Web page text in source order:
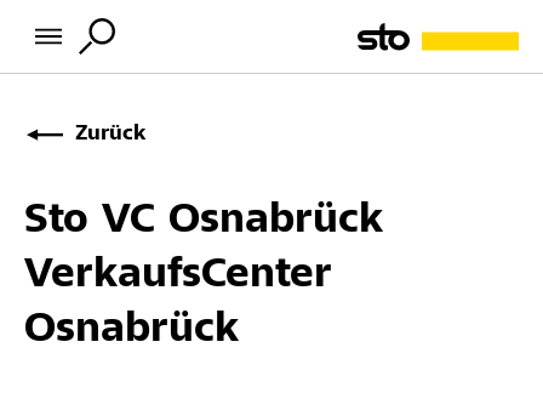
Zurück
Sto VC Osnabrück
VerkaufsCenter
Osnabrück